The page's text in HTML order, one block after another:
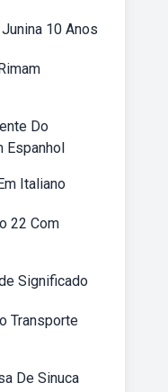
10 Anos
Do
Espanhol
Italiano
22 Com
Significado
Transporte
De Sinuca